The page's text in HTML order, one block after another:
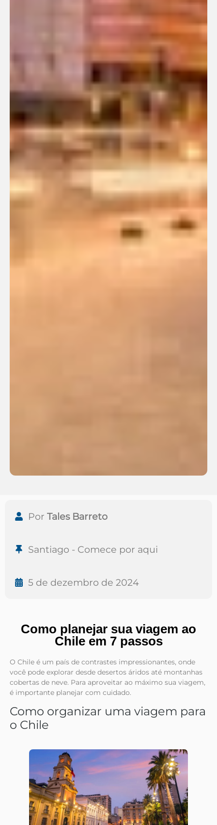
Por Tales Barreto
Santiago - Comece por aqui
5 de dezembro de 2024
Como planejar sua viagem ao
Chile em 7 passos
O Chile é um país de contrastes impressionantes, onde
você pode explorar desde desertos áridos até montanhas
cobertas de neve. Para aproveitar ao máximo sua viagem,
é importante planejar com cuidado.
Como organizar uma viagem para
o Chile​